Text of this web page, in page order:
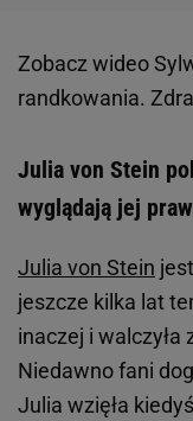
Zobacz wideo
randkowania.
Julia von Stein
wyglądają jej
Julia von Stein
jeszcze kilka lat
inaczej i
Niedawno fani
Julia wzięła